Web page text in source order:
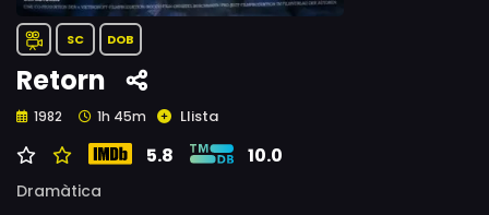
SC DOB
Retorn
1982 1h 45m Llista
5.8 10.0
Dramàtica